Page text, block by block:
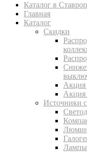
Каталог в
Главная
Каталог
Скидки
Акция
Акция
Источники
Лампы